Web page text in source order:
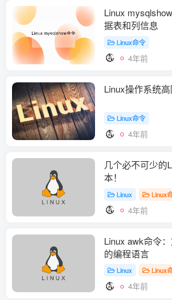
Linux
据表和列信息
Linux命令
4年前
Linux操作系统
Linux命令
4年前
几个必不可少的
本！
Linux Linux
4年前
Linux awk命令
的编程语言
Linux Linux
4年前